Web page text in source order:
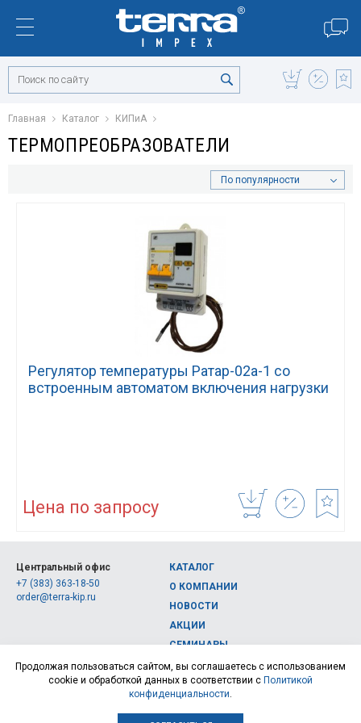
Главная Каталог КИПиА
ТЕРМОПРЕОБРАЗОВАТЕЛИ
По популярности
Регулятор температуры Ратар-02а-1 со
встроенным автоматом включения нагрузки
Цена по запросу
Центральный офис
+7 (383) 363-18-50
order@terra-kip.ru
КАТАЛОГ
О КОМПАНИИ
НОВОСТИ
АКЦИИ
СЕМИНАРЫ
КОНТАКТЫ
© 2026, Интернет-магазин измерительных приборов Терра Импэкс
Продолжая пользоваться сайтом, вы соглашаетесь с использованием
cookie и обработкой данных в соответствии с Политикой
конфиденциальности.